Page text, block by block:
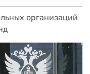
организаций